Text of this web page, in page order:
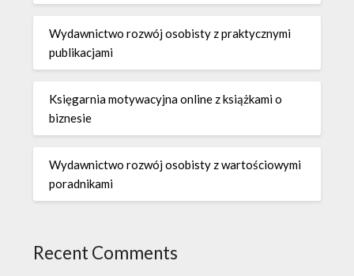
Wydawnictwo rozwój osobisty z praktycznymi
publikacjami
Księgarnia motywacyjna online z książkami o
biznesie
Wydawnictwo rozwój osobisty z wartościowymi
poradnikami
Recent Comments